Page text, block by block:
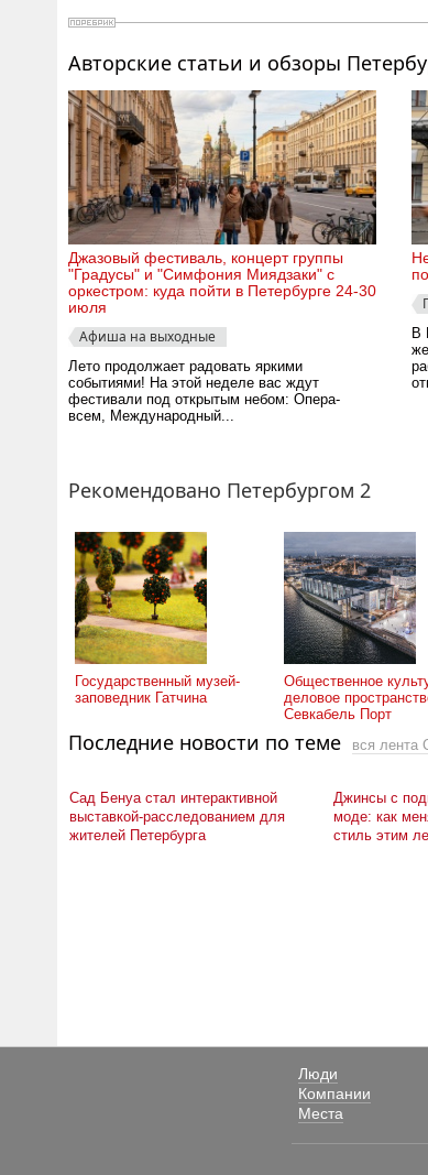
Авторские статьи и обзоры
Джазовый фестиваль, концерт группы
"Градусы" и "Симфония Миядзаки" с
оркестром: куда пойти в Петербурге 24-30
июля
Афиша на выходные
Лето продолжает радовать яркими
событиями! На этой неделе вас ждут
фестивали под открытым небом: Опера-
всем, Международный...
В
Рекомендовано Петербургом 2
Государственный музей-
заповедник Гатчина
Общественное
деловое
Севкабель Порт
Последние новости по теме вся лента
Сад Бенуа стал интерактивной
выставкой-расследованием для
жителей Петербурга
Джинсы с
моде: как
стиль этим
Люди
Компании
Места